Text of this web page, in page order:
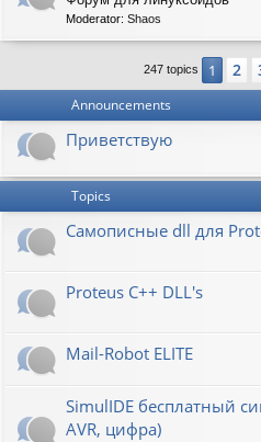
Moderator: Shaos
247 topics 1 2
Announcements
Приветствую
Topics
Самописные dll для
Proteus C++ DLL's
Mail-Robot ELITE
SimulIDE бесплатный
AVR, цифра)